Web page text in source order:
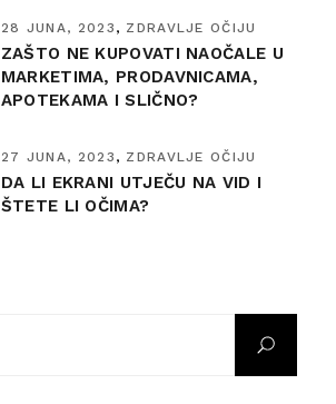
28 JUNA, 2023 ZDRAVLJE OČIJU
ZAŠTO NE KUPOVATI NAOČALE U
MARKETIMA, PRODAVNICAMA,
APOTEKAMA I SLIČNO?
27 JUNA, 2023 ZDRAVLJE OČIJU
DA LI EKRANI UTJEČU NA VID I
ŠTETE LI OČIMA?